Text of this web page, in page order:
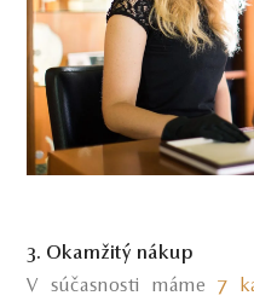
3. Okamžitý nákup
V súčasnosti máme7